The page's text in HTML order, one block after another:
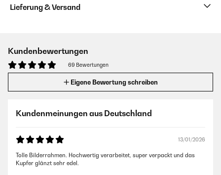
Lieferung & Versand
Kundenbewertungen
69 Bewertungen
Eigene Bewertung schreiben
Kundenmeinungen aus Deutschland
13/01/2026
Tolle Bilderrahmen. Hochwertig verarbeitet, super verpackt und das
Kupfer glänzt sehr edel.